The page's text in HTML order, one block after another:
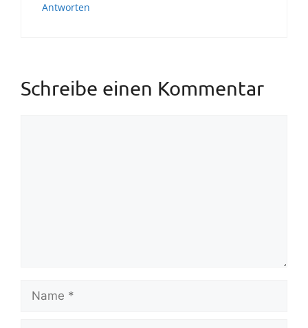
Antworten
Schreibe einen Kommentar
Name